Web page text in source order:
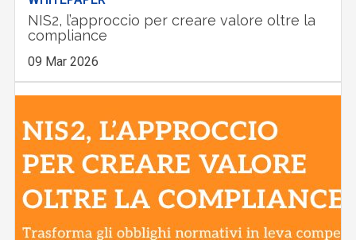
NIS2, l’approccio per creare valore oltre la
compliance
09 Mar 2026